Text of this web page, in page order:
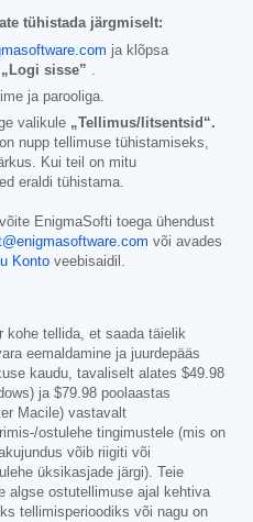
tühistada järgmiselt:
ja klõpsa
„Logi sisse”
ja parooliga.
valikule „Tellimus/litsentsid“.
nupp tellimuse tühistamiseks,
Kui teil on mitu
eraldi tühistama.
EnigmaSofti toega ühendust
või avades
Konto veebisaidil.
kohe tellida, et saada täielik
eemaldamine ja juurdepääs
kaudu, tavaliselt alates $49.98
ja $79.98 poolaastas
Macile) vastavalt
ostulehe tingimustele (mis on
võib riigiti või
üksikasjade järgi). Teie
algse ostutellimuse ajal kehtiva
tellimisperioodiks või nagu on